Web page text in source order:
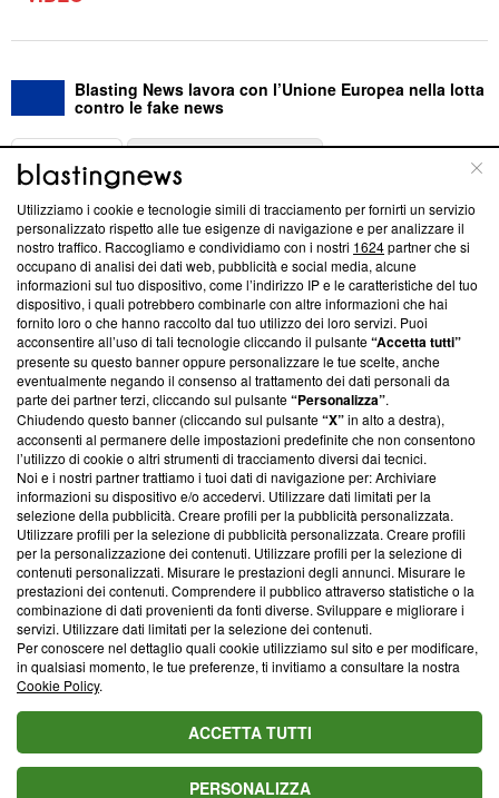
Blasting News lavora con l’Unione Europea nella lotta
contro le fake news
ABOUT
Questa sezione offre informazioni trasparenti su Blasting
News, sui nostri processi editoriali e su come ci impegniamo a
creare news di qualità. Inoltre, afferma la nostra aderenza a
‘Trust Project - News with Integrity’Blasting News non è
ancora membro del programma, ma ha richiesto di farne
parte; Trust Project non ha ancora effettuato una verifica di
conformità agli standard.
Su di noi
Team editoriale
Corporate
Redazione
Informativa Privacy
Cookie Policy
Blasting SA, IDI CHE-247.845.224, Via Carlo Frasca, 3 - 6900
Lugano (Svizzera) Tel:+39 0690258937
© 2026 Blasting News
Utilizziamo i cookie e tecnologie simili di tracciamento per fornirti un servizio
personalizzato rispetto alle tue esigenze di navigazione e per analizzare il
nostro traffico. Raccogliamo e condividiamo con i nostri 1624partner che si
occupano di analisi dei dati web, pubblicità e social media, alcune
informazioni sul tuo dispositivo, come l’indirizzo IP e le caratteristiche del tuo
dispositivo, i quali potrebbero combinarle con altre informazioni che hai
fornito loro o che hanno raccolto dal tuo utilizzo dei loro servizi. Puoi
acconsentire all’uso di tali tecnologie cliccando il pulsante“Accetta tutti”
presente su questo banner oppure personalizzare le tue scelte, anche
eventualmente negando il consenso al trattamento dei dati personali da
parte dei partner terzi, cliccando sul pulsante“Personalizza”.
Chiudendo questo banner (cliccando sul pulsante“X”in alto a destra),
acconsenti al permanere delle impostazioni predefinite che non consentono
l’utilizzo di cookie o altri strumenti di tracciamento diversi dai tecnici.
Noi e i nostri partner trattiamo i tuoi dati di navigazione per: Archiviare
informazioni su dispositivo e/o accedervi. Utilizzare dati limitati per la
selezione della pubblicità. Creare profili per la pubblicità personalizzata.
Utilizzare profili per la selezione di pubblicità personalizzata. Creare profili
per la personalizzazione dei contenuti. Utilizzare profili per la selezione di
contenuti personalizzati. Misurare le prestazioni degli annunci. Misurare le
prestazioni dei contenuti. Comprendere il pubblico attraverso statistiche o la
combinazione di dati provenienti da fonti diverse. Sviluppare e migliorare i
servizi. Utilizzare dati limitati per la selezione dei contenuti.
Per conoscere nel dettaglio quali cookie utilizziamo sul sito e per modificare,
in qualsiasi momento, le tue preferenze, ti invitiamo a consultare la nostra
Cookie Policy.
ACCETTA TUTTI
PERSONALIZZA